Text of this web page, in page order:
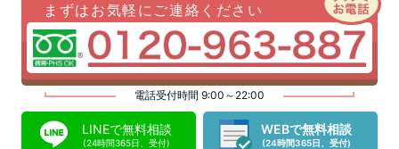
まずはお気軽にご連絡ください
電話受付時間 9:00～22:00
LINEで無料相談
(24時間365日、受付)
WEBで無料相談
(24時間365日、受付)